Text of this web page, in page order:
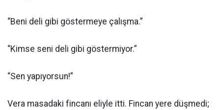
“Beni deli gibi göstermeye çalışma.”
“Kimse seni deli gibi göstermiyor.”
“Sen yapıyorsun!”
Vera masadaki fincanı eliyle itti. Fincan yere düşmedi;